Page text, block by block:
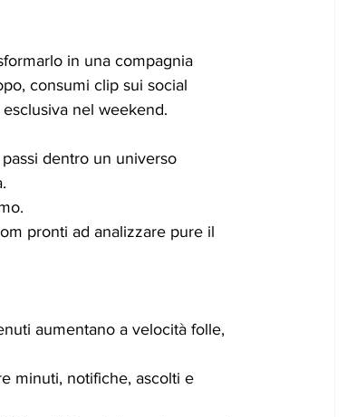
in una compagnia
consumi clip sui social
nel weekend.
dentro un universo
pronti ad analizzare pure il
aumentano a velocità folle,
minuti, notifiche, ascolti e